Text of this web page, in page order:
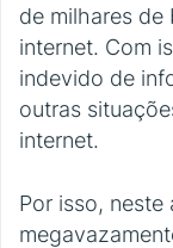
de milhares de
internet. Com
indevido de
outras
internet.
Por isso,